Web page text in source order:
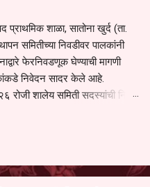
प्राथमिक शाळा, सातोना खुर्द (ता.
समितीच्या निवडीवर पालकांनी
फेरनिवडणूक घेण्याची मागणी
निवेदन सादर केले आहे.
शालेय समिती सदस्यांची निवड
पालक बैठकीस उपस्थित राहू शकले
निवड प्रक्रिया पूर्ण करण्यात
मतदान पद्धतीने शालेय समितीची